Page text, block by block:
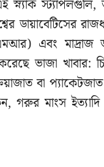
স্ট্যাপলগুলি,
ডায়াবেটিসের
এবং মাদ্রাজ
ভাজা খাবার:
বা প্যাকেটজাত
গরুর মাংস